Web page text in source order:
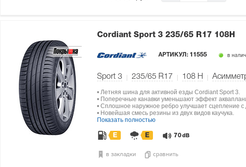
Cordiant Sport 3 235/65 R17 108H
АРТИКУЛ: 11555 в
Sport 3 235/65 R17 108 H
• Летняя шина для активной езды Cordiant Sport 3.
• Поперечные канавки уменьшают эффект
• Сплошное наружное ребро улучшает сцепление с
• Новейшая смесь резины из двух видов каучука.
Показать полностью
E E 70 dB
в закладки сравнить